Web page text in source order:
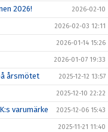
2026! 2026-02-10
2026-02-03 12:11
2026-01-14 15:26
2026-01-07 19:33
årsmötet 2025-12-12 13:57
2025-12-10 22:22
varumärke 2025-12-06 15:43
2025-11-21 11:40